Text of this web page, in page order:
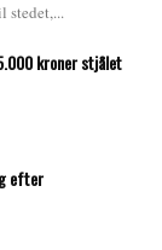
stedet,...
kroner stjålet
efter